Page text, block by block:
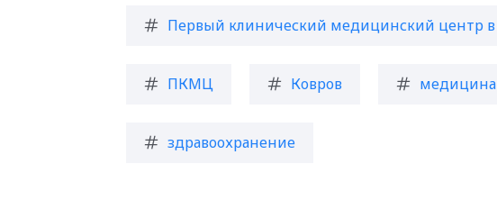
Первый клинический медицинский центр в
ПКМЦ Ковров медицина
здравоохранение